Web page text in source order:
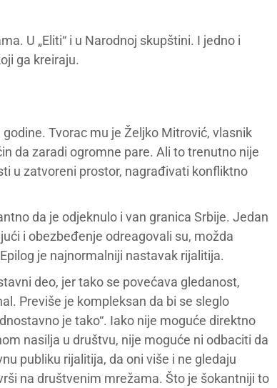
U „Eliti“ i u Narodnoj skupštini. I jedno i
ga kreiraju.
Tvorac mu je Željko Mitrović, vlasnik
da zaradi ogromne pare. Ali to trenutno nije
u zatvoreni prostor, nagrađivati konfliktno
da je odjeknulo i van granica Srbije. Jedan
i obezbeđenje odreagovali su, možda
je najnormalniji nastavak rijalitija.
deo, jer tako se povećava gledanost,
Previše je kompleksan da bi se sleglo
je tako“. Iako nije moguće direktno
nasilja u društvu, nije moguće ni odbaciti da
publiku rijalitija, da oni više i ne gledaju
na društvenim mrežama. Što je šokantniji to